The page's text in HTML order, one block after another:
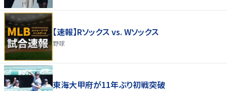
【速報】Rソックス vs. Wソックス
野球
東海大甲府が11年ぶり初戦突破